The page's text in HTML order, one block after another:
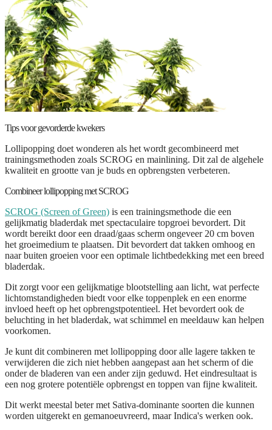
Tips voor gevorderde kwekers
Lollipopping doet wonderen als het wordt gecombineerd met
trainingsmethoden zoals SCROG en mainlining. Dit zal de algehele
kwaliteit en grootte van je buds en opbrengsten verbeteren.
Combineer lollipopping met SCROG
SCROG (Screen of Green) is een trainingsmethode die een
gelijkmatig bladerdak met spectaculaire topgroei bevordert. Dit
wordt bereikt door een draad/gaas scherm ongeveer 20 cm boven
het groeimedium te plaatsen. Dit bevordert dat takken omhoog en
naar buiten groeien voor een optimale lichtbedekking met een breed
bladerdak.
Dit zorgt voor een gelijkmatige blootstelling aan licht, wat perfecte
lichtomstandigheden biedt voor elke toppenplek en een enorme
invloed heeft op het opbrengstpotentieel. Het bevordert ook de
beluchting in het bladerdak, wat schimmel en meeldauw kan helpen
voorkomen.
Je kunt dit combineren met lollipopping door alle lagere takken te
verwijderen die zich niet hebben aangepast aan het scherm of die
onder de bladeren van een ander zijn geduwd. Het eindresultaat is
een nog grotere potentiële opbrengst en toppen van fijne kwaliteit.
Dit werkt meestal beter met Sativa-dominante soorten die kunnen
worden uitgerekt en gemanoeuvreerd, maar Indica's werken ook.